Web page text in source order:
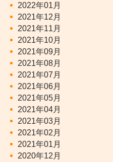
2022年01月
2021年12月
2021年11月
2021年10月
2021年09月
2021年08月
2021年07月
2021年06月
2021年05月
2021年04月
2021年03月
2021年02月
2021年01月
2020年12月